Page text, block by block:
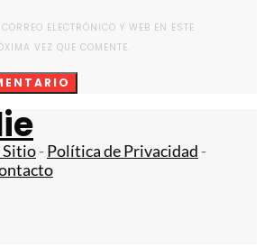
ELECTRÓNICO Y WEB EN ESTE
VEZ QUE COMENTE.
Sitio-Política de Privacidad -